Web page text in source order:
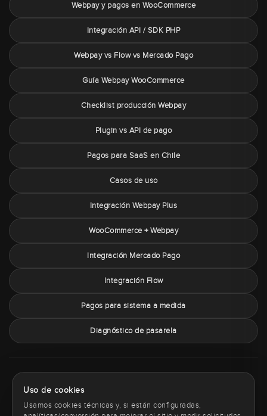
Webpay y pagos en WooCommerce
Integración API / SDK PHP
Webpay vs Flow vs Mercado Pago
Guía Webpay WooCommerce
Checklist producción Webpay
Plugin vs API de pago
Pagos para SaaS en Chile
Casos de uso
Integración Webpay Plus
WooCommerce + Webpay
Integración Mercado Pago
Integración Flow
Pagos para sistema a medida
Diagnóstico de pasarela
Política de cookies
Uso de cookies
Usamos cookies técnicas y, si están configuradas,